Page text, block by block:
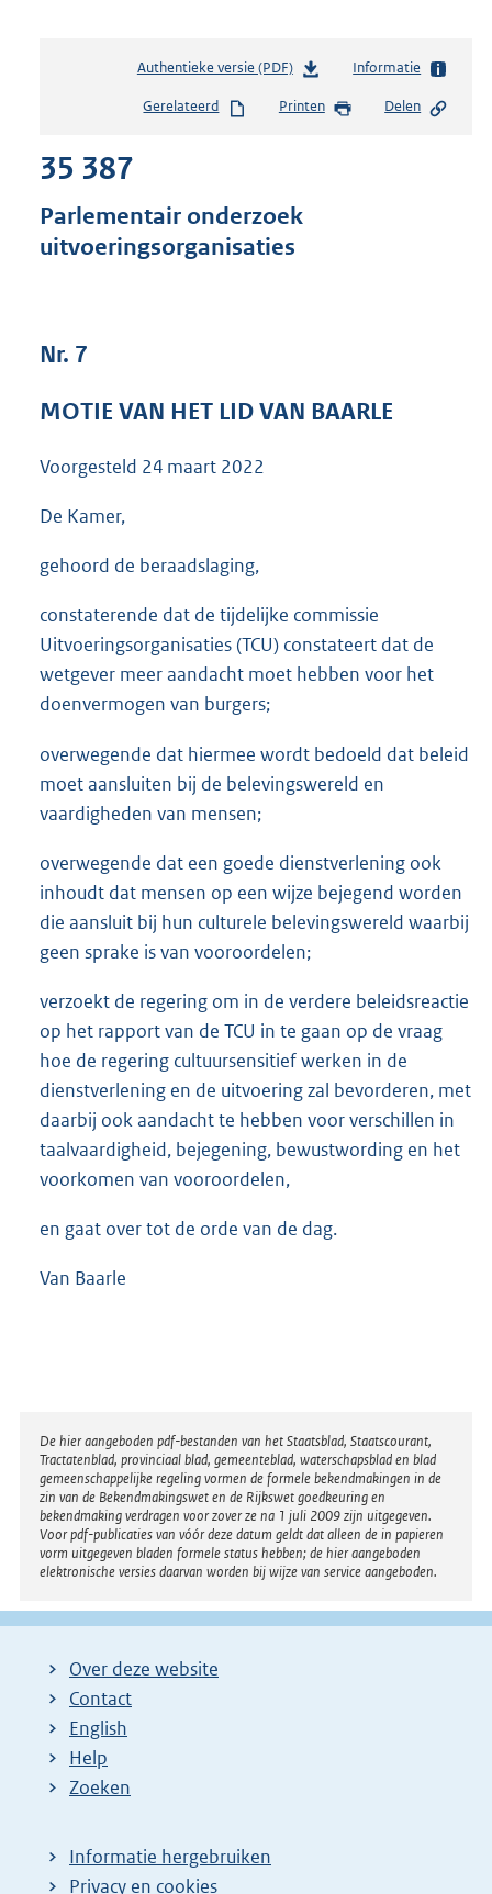
Authentieke versie (PDF)b
s
d
s
g
:
Informatie
Gerelateerd Printen Delen
35 387
Parlementair onderzoek
uitvoeringsorganisaties
Nr. 7
MOTIE VAN HET LID VAN BAARLE
Voorgesteld 24 maart 2022
De Kamer,
gehoord de beraadslaging,
constaterende dat de tijdelijke commissie
Uitvoeringsorganisaties (TCU) constateert dat de
wetgever meer aandacht moet hebben voor het
doenvermogen van burgers;
overwegende dat hiermee wordt bedoeld dat beleid
moet aansluiten bij de belevingswereld en
vaardigheden van mensen;
overwegende dat een goede dienstverlening ook
inhoudt dat mensen op een wijze bejegend worden
die aansluit bij hun culturele belevingswereld waarbij
geen sprake is van vooroordelen;
verzoekt de regering om in de verdere beleidsreactie
op het rapport van de TCU in te gaan op de vraag
hoe de regering cultuursensitief werken in de
dienstverlening en de uitvoering zal bevorderen, met
daarbij ook aandacht te hebben voor verschillen in
taalvaardigheid, bejegening, bewustwording en het
voorkomen van vooroordelen,
en gaat over tot de orde van de dag.
Van Baarle
Disclaimer
De hier aangeboden pdf-bestanden van het Staatsblad, Staatscourant,
Tractatenblad, provinciaal blad, gemeenteblad, waterschapsblad en blad
gemeenschappelijke regeling vormen de formele bekendmakingen in de
zin van de Bekendmakingswet en de Rijkswet goedkeuring en
bekendmaking verdragen voor zover ze na 1 juli 2009 zijn uitgegeven.
Voor pdf-publicaties van vóór deze datum geldt dat alleen de in papieren
vorm uitgegeven bladen formele status hebben; de hier aangeboden
elektronische versies daarvan worden bij wijze van service aangeboden.
Over deze website
Contact
English
Help
Zoeken
Informatie hergebruiken
Privacy en cookies